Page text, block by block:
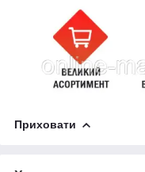
Приховати